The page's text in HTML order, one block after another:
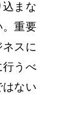
まな
。重要
ネスに
行うべ
はない